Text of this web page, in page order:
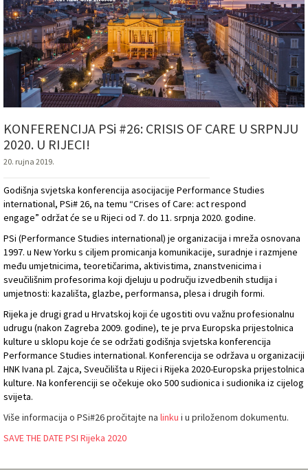
KONFERENCIJA PSi #26: CRISIS OF CARE U SRPNJU
2020. U RIJECI!
20. rujna 2019.
Godišnja svjetska konferencija asocijacije Performance Studies
international, PSi# 26, na temu “Crises of Care: act respond
engage” održat će se u Rijeci od 7. do 11. srpnja 2020. godine.
PSi (Performance Studies international) je organizacija i mreža osnovana
1997. u New Yorku s ciljem promicanja komunikacije, suradnje i razmjene
među umjetnicima, teoretičarima, aktivistima, znanstvenicima i
sveučilišnim profesorima koji djeluju u području izvedbenih studija i
umjetnosti: kazališta, glazbe, performansa, plesa i drugih formi.
Rijeka je drugi grad u Hrvatskoj koji će ugostiti ovu važnu profesionalnu
udrugu (nakon Zagreba 2009. godine), te je prva Europska prijestolnica
kulture u sklopu koje će se održati godišnja svjetska konferencija
Performance Studies international. Konferencija se održava u organizaciji
HNK Ivana pl. Zajca, Sveučilišta u Rijeci i Rijeka 2020-Europska prijestolnica
kulture. Na konferenciji se očekuje oko 500 sudionica i sudionika iz cijelog
svijeta.
Više informacija o PSi#26 pročitajte na linku i u priloženom dokumentu.
SAVE THE DATE PSI Rijeka 2020